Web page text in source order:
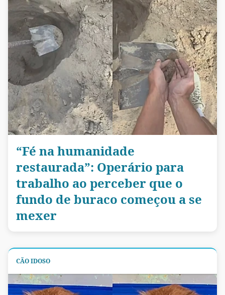
“Fé na humanidade
restaurada”: Operário para
trabalho ao perceber que o
fundo de buraco começou a se
mexer
CÃO IDOSO